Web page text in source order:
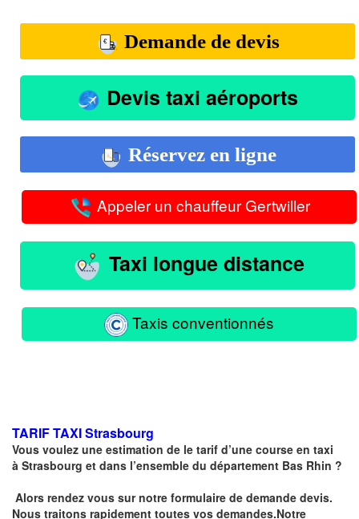
Demande de devis
Devis taxi aéroports
Réservez en ligne
Appeler un chauffeur Gertwiller
Taxi longue distance
Taxis conventionnés
TARIF TAXIStrasbourg
Vous voulez une estimation de le tarif d’une course en taxi
à Strasbourg et dans l’ensemble du département Bas Rhin ?
Alors rendez vous sur notre formulaire de demande devis.
Nous traitons rapidement toutes vos demandes.Notre